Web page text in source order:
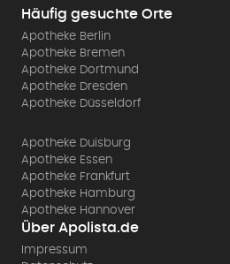
Häufig gesuchte Orte
Apotheke Berlin
Apotheke Bremen
Apotheke Dortmund
Apotheke Dresden
Apotheke Düsseldorf
Apotheke Duisburg
Apotheke Essen
Apotheke Frankfurt
Apotheke Hamburg
Apotheke Hannover
Über Apolista.de
Impressum